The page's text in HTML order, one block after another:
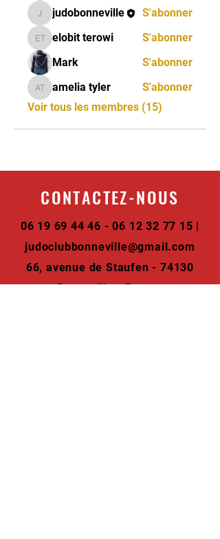
judobonneville
judobonneville S'abonner
elobit terowi
elobit terowi
S'abonner
Mark
S'abonner
amelia tyler
amelia tyler
S'abonner
Voir tous les membres (15)
CONTACTEZ-NOUS
06 19 69 44 46 - 06 12 32 77 15 |
judoclubbonneville@gmail.com
66, avenue de Staufen - 74130
Bonneville - France